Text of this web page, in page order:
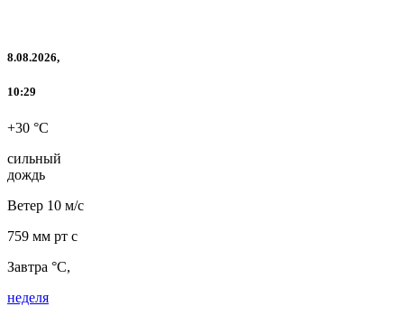
8.08.2026,
10:29
+30 °C
сильный
дождь
Ветер 10 м/с
759 мм рт с
Завтра °C,
неделя